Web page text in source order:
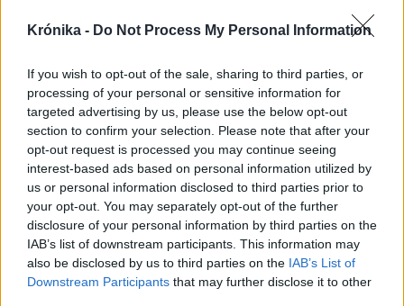
Krónika - Do Not Process My Personal Information
If you wish to opt-out of the sale, sharing to third parties, or
processing of your personal or sensitive information for
targeted advertising by us, please use the below opt-out
section to confirm your selection. Please note that after your
opt-out request is processed you may continue seeing
interest-based ads based on personal information utilized by
us or personal information disclosed to third parties prior to
your opt-out. You may separately opt-out of the further
disclosure of your personal information by third parties on the
IAB’s list of downstream participants. This information may
also be disclosed by us to third parties on the IAB’s List of
Downstream Participants that may further disclose it to other
csak ritkán szólalt meg az ügyben – hogy
ennek mi az oka, szintén nem tudni
biztosan, de köze lehet a két dudás egy
csárdában elvhez, aminek történelmi
előzményei is vannak: az elmúlt
évszázadok során nem egyszer voltak
nézeteltérések a két, püspöki rangú egyházi
elöljáró elődei között.
Az RMDSZ egyébként a botrány kapcsán
egyrészt a kompromisszumos megoldás